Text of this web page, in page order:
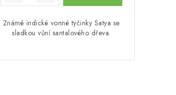
Známé indické vonné tyčinky Satya se
sladkou vůní santalového dřeva.